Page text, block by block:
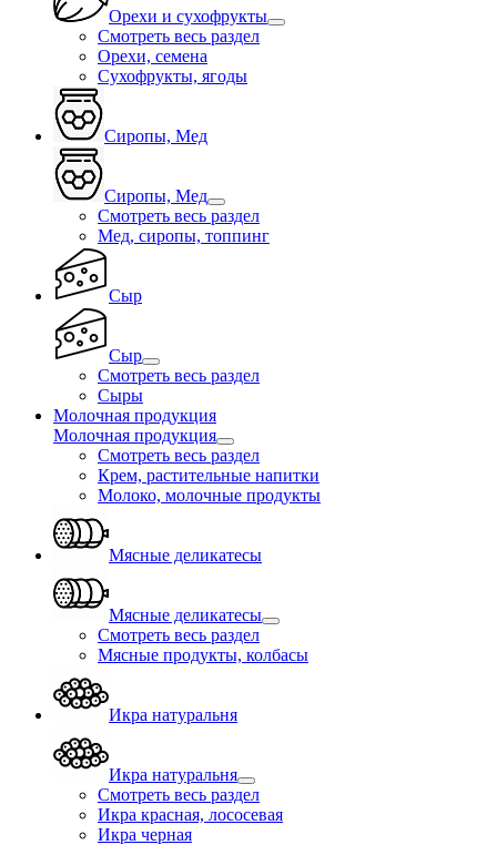
Орехи и сухофрукты
Смотреть весь раздел
Орехи, семена
Сухофрукты, ягоды
Сиропы, Мед
Сиропы, Мед
Смотреть весь раздел
Мед, сиропы, топпинг
Сыр
Сыр
Смотреть весь раздел
Сыры
Молочная продукция
Молочная продукция
Смотреть весь раздел
Крем, растительные напитки
Молоко, молочные продукты
Мясные деликатесы
Мясные деликатесы
Смотреть весь раздел
Мясные продукты, колбасы
Икра натуральня
Икра натуральня
Смотреть весь раздел
Икра красная, лососевая
Икра черная